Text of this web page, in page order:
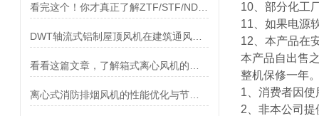
10、 部分化工
11
如果电源
12
本产品在
本产品自出售
整机保修一年
1 、消费者因
2 、非本公司